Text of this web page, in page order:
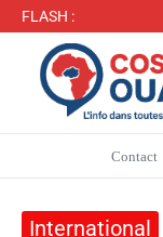
FLASH :
Contact
International